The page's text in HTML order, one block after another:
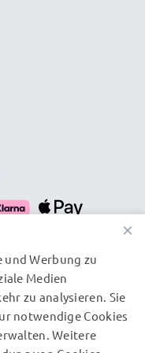
×
und Werbung zu
Medien
zu analysieren. Sie
notwendige Cookies
Weitere